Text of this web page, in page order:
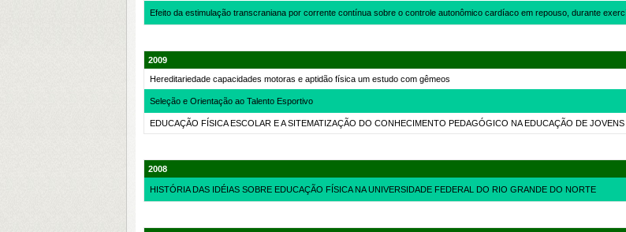
Efeito da estimulação transcraniana por corrente contínua sobre o controle autonômico cardíaco em repouso, durante
2009
Hereditariedade capacidades motoras e aptidão física um estudo com gêmeos
Seleção e Orientação ao Talento Esportivo
EDUCAÇÃO FÍSICA ESCOLAR E A SITEMATIZAÇÃO DO CONHECIMENTO PEDAGÓGICO NA EDUCAÇÃO DE JOVENS
2008
HISTÓRIA DAS IDÉIAS SOBRE EDUCAÇÃO FÍSICA NA UNIVERSIDADE FEDERAL DO RIO GRANDE DO NORTE